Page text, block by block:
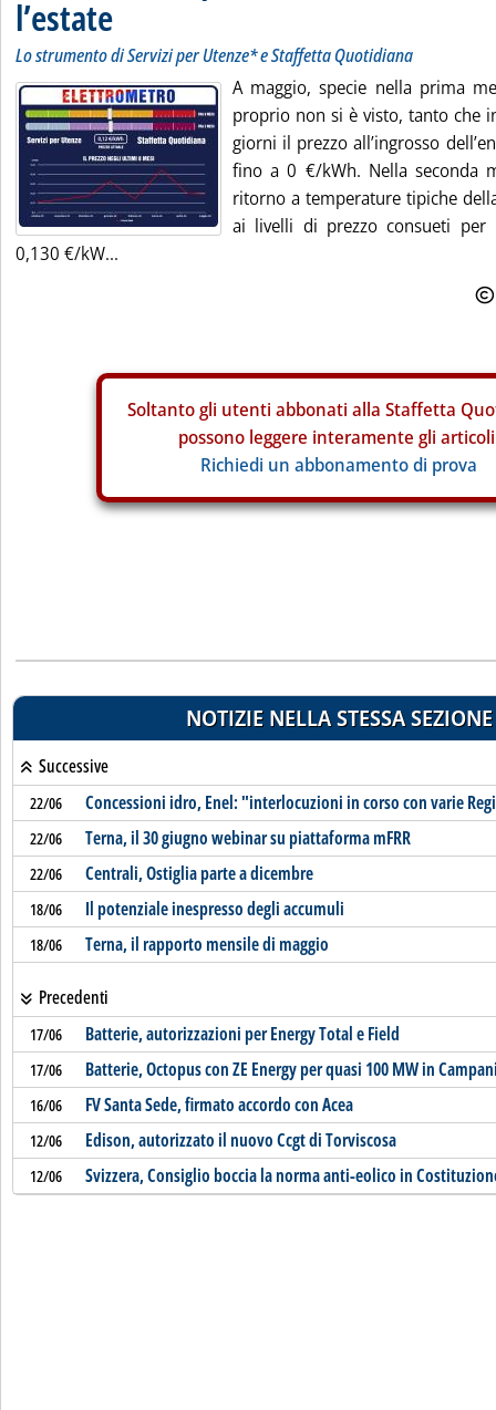
l’estate
Lo strumento di Servizi per Utenze* e Staffetta Quotidiana
A maggio, specie nella prima
proprio non si è visto, tanto che
giorni il prezzo all’ingrosso
fino a 0 €/kWh. Nella seconda
ritorno a temperature tipiche
ai livelli di prezzo consueti
0,130 €/kW...
Soltanto gli utenti abbonati alla Staffetta
possono leggere interamente gli
Richiedi un abbonamento di prova
NOTIZIE NELLA STESSA SEZIONE
Successive
22/06 Concessioni idro, Enel: "interlocuzioni in corso con varie
22/06 Terna, il 30 giugno webinar su piattaforma mFRR
22/06 Centrali, Ostiglia parte a dicembre
18/06 Il potenziale inespresso degli accumuli
18/06 Terna, il rapporto mensile di maggio
Precedenti
17/06 Batterie, autorizzazioni per Energy Total e Field
17/06 Batterie, Octopus con ZE Energy per quasi 100 MW in
16/06 FV Santa Sede, firmato accordo con Acea
12/06 Edison, autorizzato il nuovo Ccgt di Torviscosa
12/06 Svizzera, Consiglio boccia la norma anti-eolico in